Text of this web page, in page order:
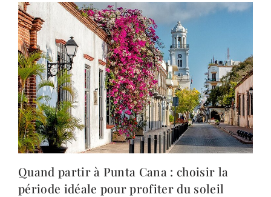
Quand partir à Punta Cana : choisir la
période idéale pour profiter du soleil